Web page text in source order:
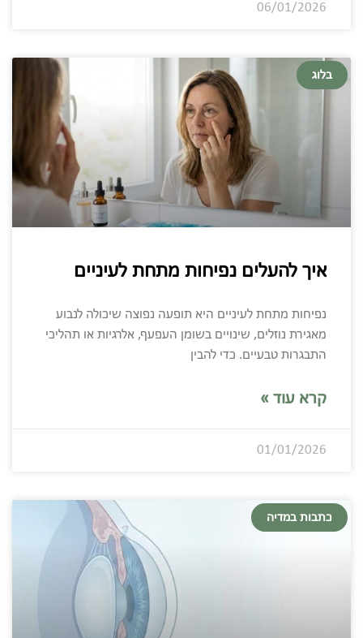
06/01/2026
בלוג
איך להעלים נפיחות מתחת לעיניים
נפיחות מתחת לעיניים היא תופעה נפוצה שיכולה לנבוע
מאגירת נוזלים, שינויים בשומן העפעף, אלרגיות או תהליכי
התבגרות טבעיים. כדי להבין
קרא עוד »
01/01/2026
כתבות במדיה